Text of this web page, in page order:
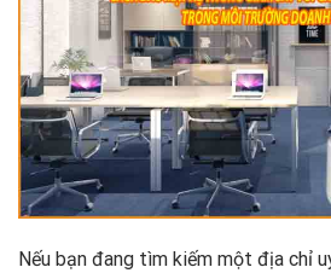
Nếu bạn đang tìm kiếm một địa chỉ